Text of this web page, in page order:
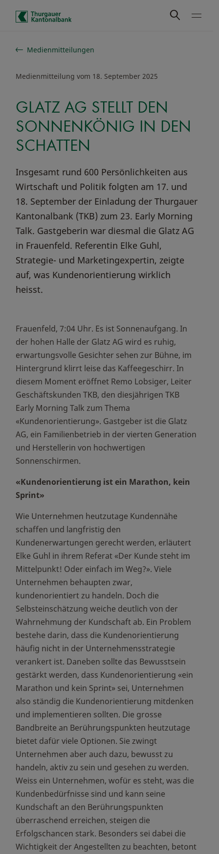
Schnelle Navigation
Medienmitteilungen
Medienmitteilung vom 18. September 2025
GLATZ AG STELLT DEN
SONNENKÖNIG IN DEN
SCHATTEN
Insgesamt rund 600 Persönlichkeiten aus
Wirtschaft und Politik folgten am 17. und
18. September der Einladung der Thurgauer
Kantonalbank (TKB) zum 23. Early Morning
Talk. Gastgeberin war diesmal die Glatz AG
in Frauenfeld. Referentin Elke Guhl,
Strategie- und Marketingexpertin, zeigte
auf, was Kundenorientierung wirklich
heisst.
Frauenfeld, 7:04 Uhr. Es ist Sonnenaufgang. In
der hohen Halle der Glatz AG wird es ruhig,
erwartungsvolle Gesichter sehen zur Bühne, im
Hintergrund klirrt leise das Kaffeegeschirr. In
diesem Moment eröffnet Remo Lobsiger, Leiter
Geschäftskunden TKB, den diesjährigen TKB
Early Morning Talk zum Thema
«Kundenorientierung». Gastgeber ist die Glatz
AG, ein Familienbetrieb in der vierten Generation
und Herstellerin von hochwertigen
Sonnenschirmen.
«Kundenorientierung ist ein Marathon, kein
Sprint»
Wie Unternehmen heutzutage Kundennähe
schaffen und langfristig den
Kundenerwartungen gerecht werden, erläutert
Elke Guhl in ihrem Referat «Der Kunde steht im
Mittelpunkt! Oder einfach im Weg?». Viele
Unternehmen behaupten zwar,
kundenorientiert zu handeln. Doch die
Selbsteinschätzung weiche deutlich von der
Wahrnehmung der Kundschaft ab. Ein Problem
bestehe darin, dass die Kundenorientierung
häufig nicht in der Unternehmensstrategie
verankert ist. Daneben sollte das Bewusstsein
gestärkt werden, dass Kundenorientierung «ein
Marathon und kein Sprint» sei, Unternehmen
also ständig die Kundenorientierung mitdenken
und implementieren sollten. Die grosse
Bandbreite an Berührungspunkten heutzutage
bietet dafür viele Optionen. Sie zwingt
Unternehmen aber auch dazu, bewusst zu
handeln, aktiv zu sein und gesehen zu werden.
Weiss ein Unternehmen, wofür es steht, was die
Kundenbedürfnisse sind und kann seine
Kundschaft an den Berührungspunkten
überraschend erreichen, steigen die
Erfolgschancen stark. Besonders sei dabei die
Wichtigkeit der Angestellten zu beachten, betont